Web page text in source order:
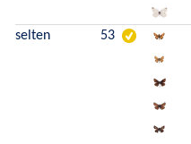
selten 53